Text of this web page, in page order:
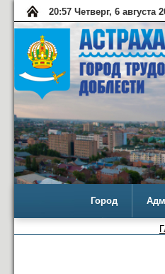
20:57 Четверг, 6 августа
Город